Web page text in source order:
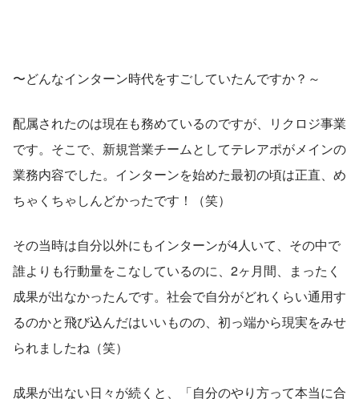
〜どんなインターン時代をすごしていたんですか？～
配属されたのは現在も務めているのですが、リクロジ事業
です。そこで、新規営業チームとしてテレアポがメインの
業務内容でした。インターンを始めた最初の頃は正直、め
ちゃくちゃしんどかったです！（笑）
その当時は自分以外にもインターンが4人いて、その中で
誰よりも行動量をこなしているのに、2ヶ月間、まったく
成果が出なかったんです。社会で自分がどれくらい通用す
るのかと飛び込んだはいいものの、初っ端から現実をみせ
られましたね（笑）
成果が出ない日々が続くと、「自分のやり方って本当に合